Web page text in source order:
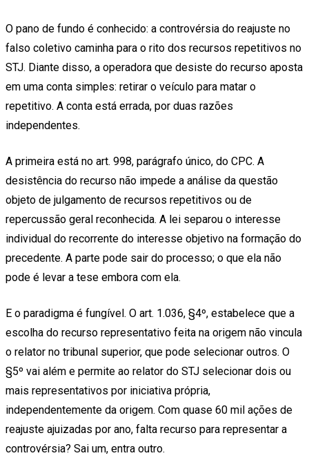
O pano de fundo é conhecido: a controvérsia do reajuste no
falso coletivo caminha para o rito dos recursos repetitivos no
STJ. Diante disso, a operadora que desiste do recurso aposta
em uma conta simples: retirar o veículo para matar o
repetitivo. A conta está errada, por duas razões
independentes.
A primeira está no art. 998, parágrafo único, do CPC. A
desistência do recurso não impede a análise da questão
objeto de julgamento de recursos repetitivos ou de
repercussão geral reconhecida. A lei separou o interesse
individual do recorrente do interesse objetivo na formação do
precedente. A parte pode sair do processo; o que ela não
pode é levar a tese embora com ela.
E o paradigma é fungível. O art. 1.036, §4º, estabelece que a
escolha do recurso representativo feita na origem não vincula
o relator no tribunal superior, que pode selecionar outros. O
§5º vai além e permite ao relator do STJ selecionar dois ou
mais representativos por iniciativa própria,
independentemente da origem. Com quase 60 mil ações de
reajuste ajuizadas por ano, falta recurso para representar a
controvérsia? Sai um, entra outro.